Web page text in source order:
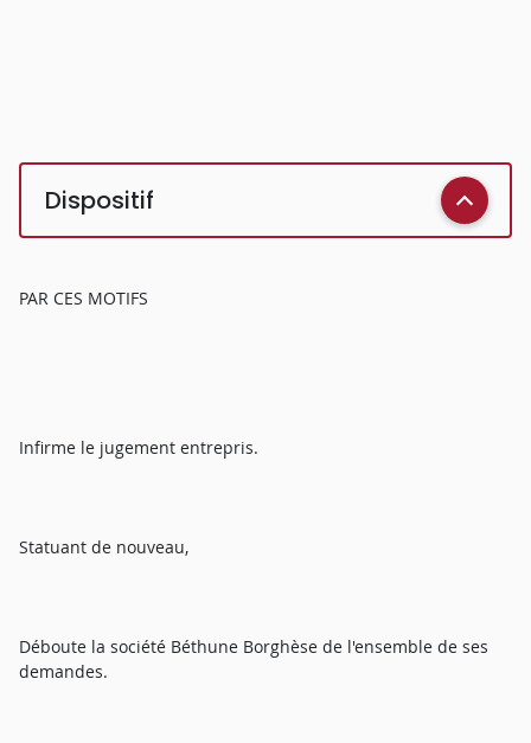
Dispositif
PAR CES MOTIFS
Infirme le jugement entrepris.
Statuant de nouveau,
Déboute la société Béthune Borghèse de l'ensemble de ses
demandes.